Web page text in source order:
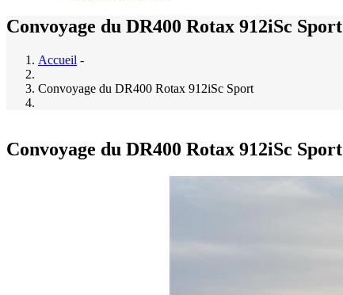
Convoyage du DR400 Rotax 912iSc Sport
Accueil -
Convoyage du DR400 Rotax 912iSc Sport
Convoyage du DR400 Rotax 912iSc Sport